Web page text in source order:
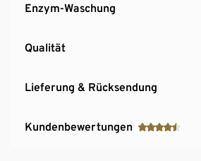
Enzym-Waschung
Qualität
Lieferung & Rücksendung
Kundenbewertungen